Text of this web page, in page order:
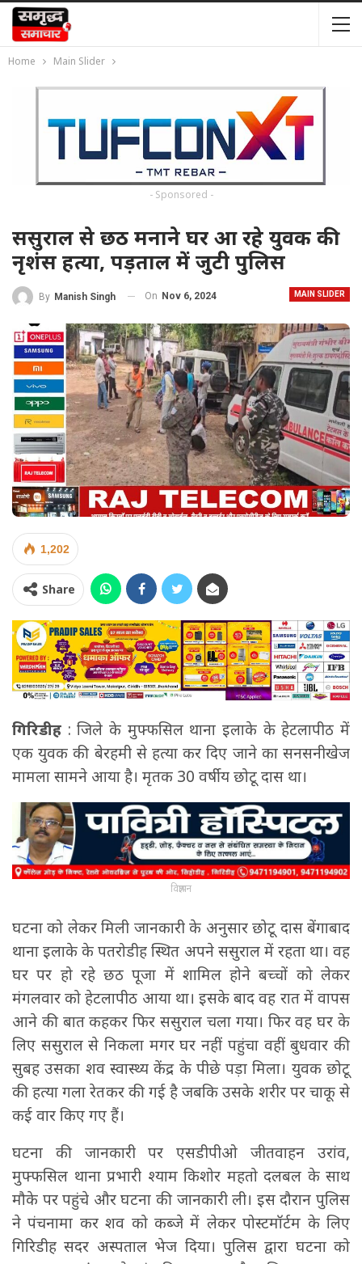
Home Main Slider
- Sponsored -
ससुराल से छठ मनाने घर आ रहे युवक की
नृशंस हत्या, पड़ताल में जुटी पुलिस
MAIN SLIDER
By Manish Singh On Nov 6, 2024
1,202
Share
गिरिडीह : जिले के मुफ्फसिल थाना इलाके के हेटलापीठ में
एक युवक की बेरहमी से हत्या कर दिए जाने का सनसनीखेज
मामला सामने आया है। मृतक 30 वर्षीय छोटू दास था।
विज्ञापन
घटना को लेकर मिली जानकारी के अनुसार छोटू दास बेंगाबाद
थाना इलाके के पतरोडीह स्थित अपने ससुराल में रहता था। वह
घर पर हो रहे छठ पूजा में शामिल होने बच्चों को लेकर
मंगलवार को हेटलापीठ आया था। इसके बाद वह रात में वापस
आने की बात कहकर फिर ससुराल चला गया। फिर वह घर के
लिए ससुराल से निकला मगर घर नहीं पहुंचा वहीं बुधवार की
सुबह उसका शव स्वास्थ्य केंद्र के पीछे पड़ा मिला। युवक छोटू
की हत्या गला रेतकर की गई है जबकि उसके शरीर पर चाकू से
कई वार किए गए हैं।
घटना की जानकारी पर एसडीपीओ जीतवाहन उरांव,
मुफ्फसिल थाना प्रभारी श्याम किशोर महतो दलबल के साथ
मौके पर पहुंचे और घटना की जानकारी ली। इस दौरान पुलिस
ने पंचनामा कर शव को कब्जे में लेकर पोस्टमॉर्टम के लिए
गिरिडीह सदर अस्पताल भेज दिया। पुलिस द्वारा घटना को